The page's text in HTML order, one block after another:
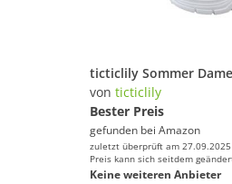
von ticticlily
Bester Preis
gefunden bei Amazon
zuletzt überprüft am
Preis kann sich seitdem
Keine weiteren Anbieter